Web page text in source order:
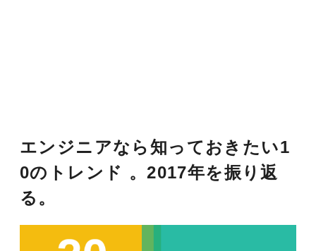
エンジニアなら知っておきたい1
0のトレンド 。2017年を振り返
る。